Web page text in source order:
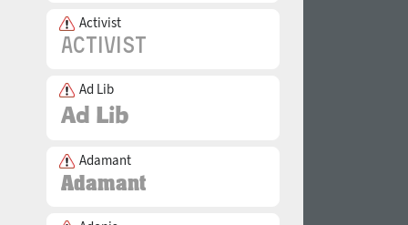
Activist
Ad Lib
Adamant